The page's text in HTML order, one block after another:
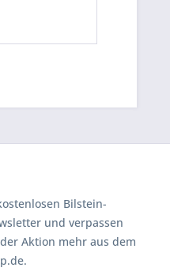
Bilstein-
und verpassen
Aktion mehr aus dem